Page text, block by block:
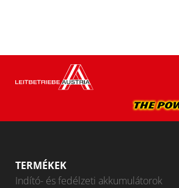
TERMÉKEK
Indító- és fedélzeti akkumulátorok